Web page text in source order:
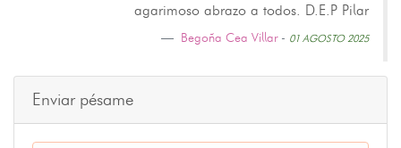
agarimoso abrazo a todos. D.E.P Pilar
Begoña Cea Villar- 01 AGOSTO 2025
Enviar pésame